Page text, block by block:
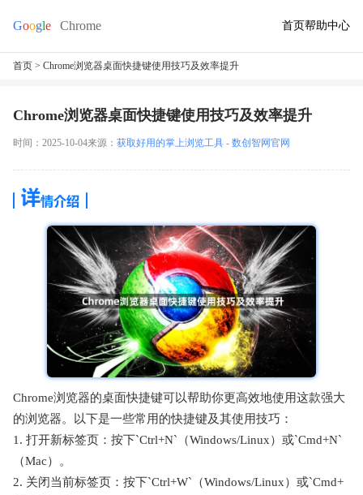
首页帮助中心
首页 > Chrome浏览器桌面快捷键使用技巧及效率提升
Chrome浏览器桌面快捷键使用技巧及效率提升
时间：2025-10-04来源： 获取好用的掌上浏览工具 - 数创智网官网
Chrome浏览器的桌面快捷键可以帮助你更高效地使用这款强大
的浏览器。以下是一些常用的快捷键及其使用技巧：
1. 打开新标签页：按下`Ctrl+N`（Windows/Linux）或`Cmd+N`
（Mac）。
2. 关闭当前标签页：按下`Ctrl+W`（Windows/Linux）或`Cmd+